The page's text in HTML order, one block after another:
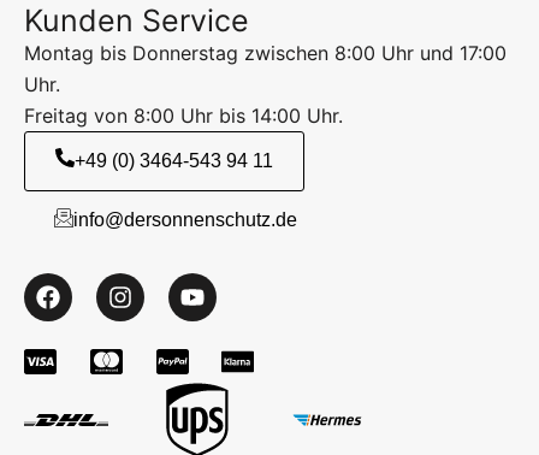
Kunden Service
Montag bis Donnerstag zwischen 8:00 Uhr und 17:00
Uhr.
Freitag von 8:00 Uhr bis 14:00 Uhr.
+49 (0) 3464-543 94 11
info@dersonnenschutz.de